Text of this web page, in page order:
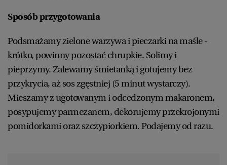
Sposób przygotowania
Podsmażamy zielone warzywa i pieczarki na maśle -
krótko, powinny pozostać chrupkie. Solimy i
pieprzymy. Zalewamy śmietanką i gotujemy bez
przykrycia, aż sos zgęstniej (5 minut wystarczy).
Mieszamy z ugotowanym i odcedzonym makaronem,
posypujemy parmezanem, dekorujemy przekrojonymi
pomidorkami oraz szczypiorkiem. Podajemy od razu.